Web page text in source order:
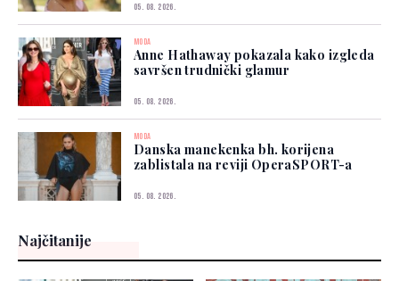
05. 08. 2026.
MODA
Anne Hathaway pokazala kako izgleda
savršen trudnički glamur
05. 08. 2026.
MODA
Danska manekenka bh. korijena
zablistala na reviji OperaSPORT-a
05. 08. 2026.
Najčitanije